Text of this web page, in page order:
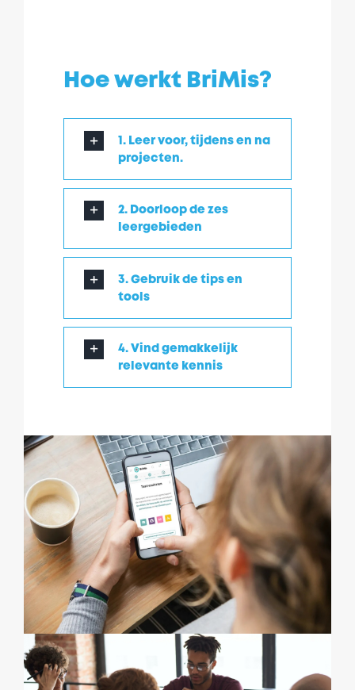
Hoe werkt BriMis?
1. Leer voor, tijdens en na
projecten.
2. Doorloop de zes
leergebieden
3. Gebruik de tips en
tools
4. Vind gemakkelijk
relevante kennis